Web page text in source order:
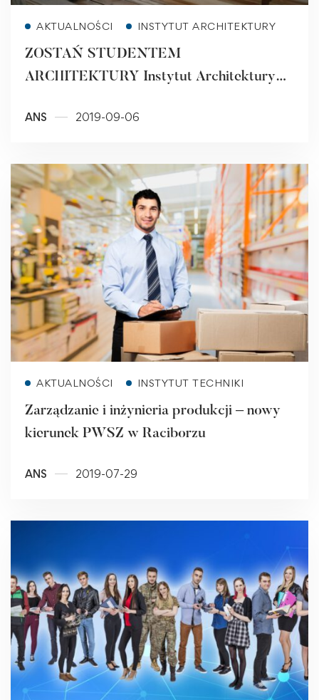
AKTUALNOŚCI INSTYTUT ARCHITEKTURY
ZOSTAŃ STUDENTEM
ARCHITEKTURY Instytut Architektury
ANS 2019-09-06
AKTUALNOŚCI INSTYTUT TECHNIKI
Zarządzanie i inżynieria produkcji – nowy
kierunek PWSZ w Raciborzu
ANS 2019-07-29